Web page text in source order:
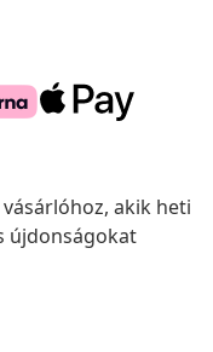
akik heti
újdonságokat